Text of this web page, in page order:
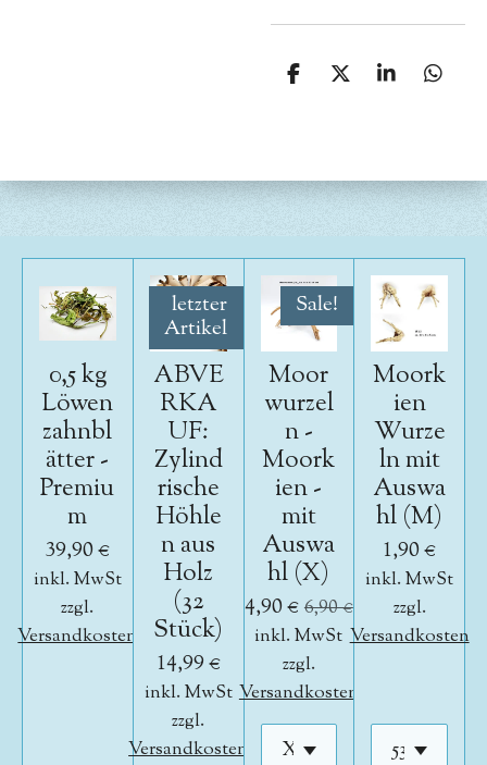
T
n
T
n
T
n
T
n
0,5 kg
Löwen
zahnbl
ätter -
Premiu
m
39,90 €
inkl. MwSt
zzgl.
Versandkosten
letzter
Artikel
ABVE
RKA
UF:
Zylind
rische
Höhle
n aus
Holz
(32
Stück)
14,99 €
inkl. MwSt
zzgl.
Versandkosten
Sale!
Moor
wurzel
n -
Moork
ien -
mit
Auswa
hl (X)
4,90 € 6,90 €
inkl. MwSt
zzgl.
Versandkosten
Moork
ien
Wurze
ln mit
Auswa
hl (M)
1,90 €
inkl. MwSt
zzgl.
Versandkosten